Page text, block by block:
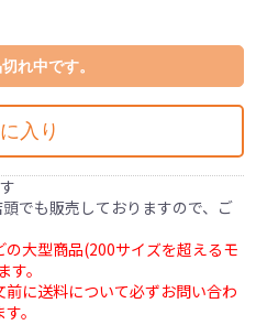
れ中です。
入り
でも販売しておりますので、ご
大型商品(200サイズを超えるモ
。
に送料について必ずお問い合わ
。